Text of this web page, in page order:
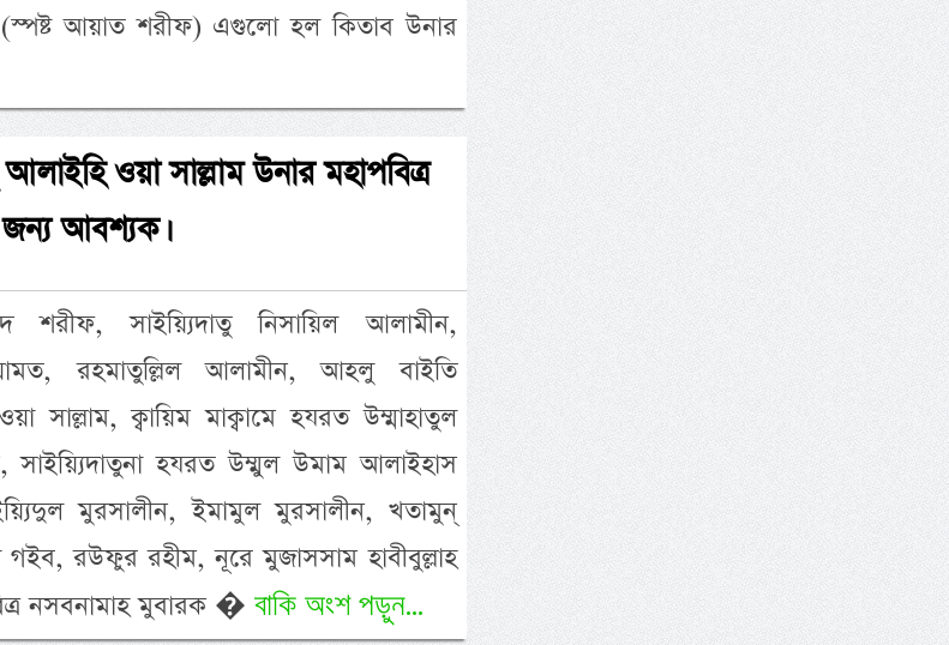
আয়াত শরীফ) এগুলো হল কিতাব উনার
ওয়া সাল্লাম উনার মহাপবিত্র
আবশ্যক।
শরীফ, সাইয়্যিদাতু নিসায়িল আলামীন,
রহমাতুল্লিল আলামীন, আহলু বাইতি
সাল্লাম, ক্বায়িম মাক্বামে হযরত উম্মাহাতুল
সাইয়্যিদাতুনা হযরত উম্মুল উমাম আলাইহাস
মুরসালীন, ইমামুল মুরসালীন, খতামুন্
গইব, রউফুর রহীম, নূরে মুজাসসাম হাবীবুল্লাহ
নসবনামাহ মুবারক � বাকি অংশ পড়ুন...